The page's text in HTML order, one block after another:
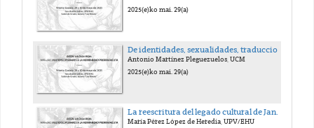
2025(e)ko mai. 29(a)
Antonio Martínez Pleguezuelos, UCM
2025(e)ko mai. 29(a)
La reescritura del legado cultural de Jane Austen desde la fotografía: Regency is still here!
María Pérez López de Heredia, UPV/EHU